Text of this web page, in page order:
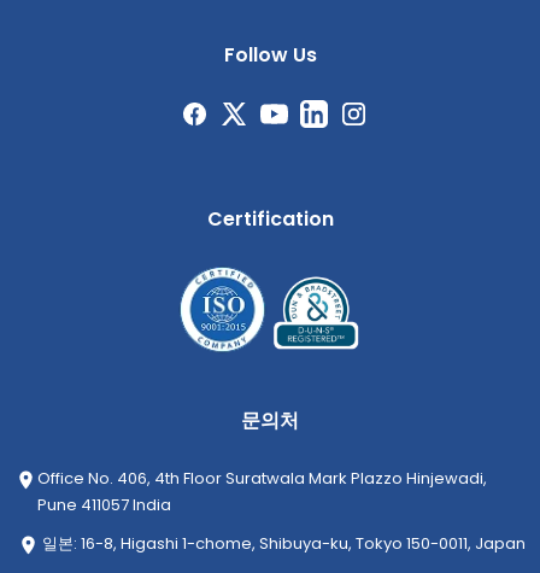
Follow Us
Certification
문의처
Office No. 406, 4th Floor Suratwala Mark Plazzo Hinjewadi,
Pune 411057 India
일본: 16-8, Higashi 1-chome, Shibuya-ku, Tokyo 150-0011, Japan